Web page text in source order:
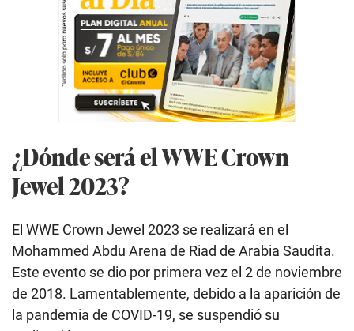
¿Dónde será el WWE Crown
Jewel 2023?
El WWE Crown Jewel 2023 se realizará en el
Mohammed Abdu Arena de Riad de Arabia Saudita.
Este evento se dio por primera vez el 2 de noviembre
de 2018. Lamentablemente, debido a la aparición de
la pandemia de COVID-19, se suspendió su